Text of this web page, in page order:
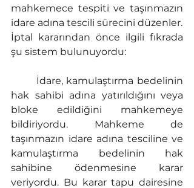
mahkemece tespiti ve taşınmazın
idare adına tescili sürecini düzenler.
İptal kararından önce ilgili fıkrada
şu sistem bulunuyordu:
hak sahibi adına yatırıldığını veya
bloke edildiğini mahkemeye
bildiriyordu. Mahkeme de
taşınmazın idare adına tesciline ve
kamulaştırma bedelinin hak
sahibine ödenmesine karar
veriyordu. Bu karar tapu dairesine